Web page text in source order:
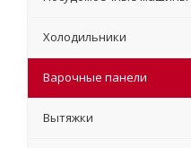
Холодильники
Варочные панели
Вытяжки